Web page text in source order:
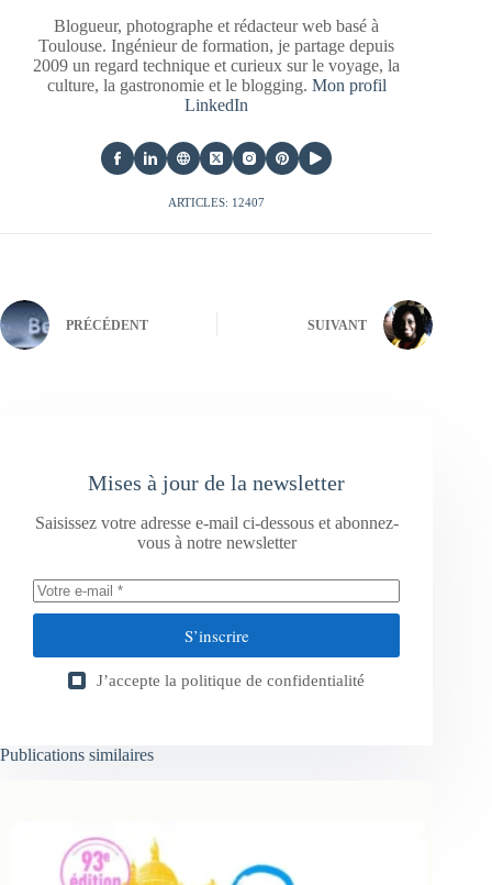
Blogueur, photographe et rédacteur web basé à
Toulouse. Ingénieur de formation, je partage depuis
2009 un regard technique et curieux sur le voyage, la
culture, la gastronomie et le blogging. Mon profil
LinkedIn
ARTICLES: 12407
PRÉCÉDENT SUIVANT
Mises à jour de la newsletter
Saisissez votre adresse e-mail ci-dessous et abonnez-
vous à notre newsletter
S’inscrire
J’accepte la politique de confidentialité
Publications similaires